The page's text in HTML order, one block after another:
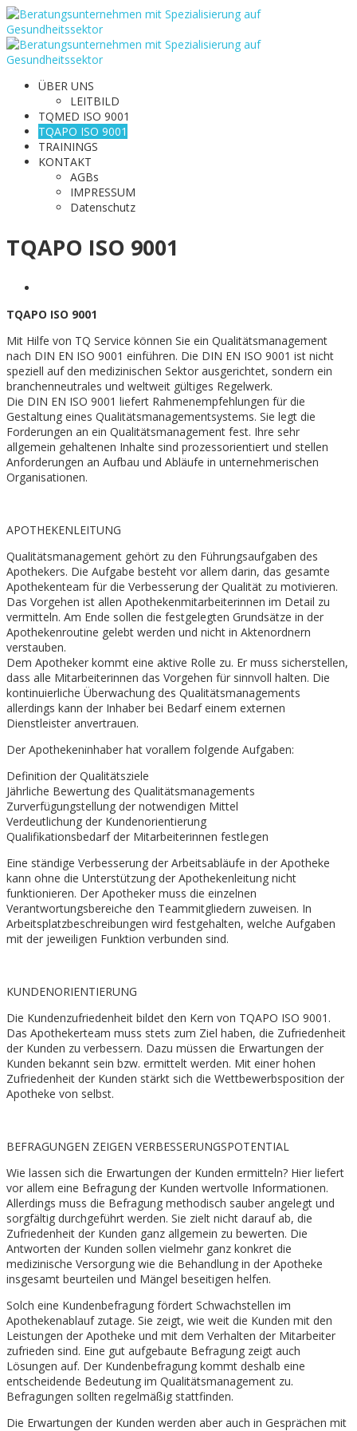
ÜBER UNS
LEITBILD
TQMED ISO 9001
TQAPO ISO 9001
TRAININGS
KONTAKT
AGBs
IMPRESSUM
Datenschutz
TQAPO ISO 9001
TQAPO ISO 9001
Mit Hilfe von TQ Service können Sie ein Qualitätsmanagement
nach DIN EN ISO 9001 einführen. Die DIN EN ISO 9001 ist nicht
speziell auf den medizinischen Sektor ausgerichtet, sondern ein
branchenneutrales und weltweit gültiges Regelwerk.
Die DIN EN ISO 9001 liefert Rahmenempfehlungen für die
Gestaltung eines Qualitätsmanagementsystems. Sie legt die
Forderungen an ein Qualitätsmanagement fest. Ihre sehr
allgemein gehaltenen Inhalte sind prozessorientiert und stellen
Anforderungen an Aufbau und Abläufe in unternehmerischen
Organisationen.
APOTHEKENLEITUNG
Qualitätsmanagement gehört zu den Führungsaufgaben des
Apothekers. Die Aufgabe besteht vor allem darin, das gesamte
Apothekenteam für die Verbesserung der Qualität zu motivieren.
Das Vorgehen ist allen Apothekenmitarbeiterinnen im Detail zu
vermitteln. Am Ende sollen die festgelegten Grundsätze in der
Apothekenroutine gelebt werden und nicht in Aktenordnern
verstauben.
Dem Apotheker kommt eine aktive Rolle zu. Er muss sicherstellen,
dass alle Mitarbeiterinnen das Vorgehen für sinnvoll halten. Die
kontinuierliche Überwachung des Qualitätsmanagements
allerdings kann der Inhaber bei Bedarf einem externen
Dienstleister anvertrauen.
Der Apothekeninhaber hat vorallem folgende Aufgaben:
Definition der Qualitätsziele
Jährliche Bewertung des Qualitätsmanagements
Zurverfügungstellung der notwendigen Mittel
Verdeutlichung der Kundenorientierung
Qualifikationsbedarf der Mitarbeiterinnen festlegen
Eine ständige Verbesserung der Arbeitsabläufe in der Apotheke
kann ohne die Unterstützung der Apothekenleitung nicht
funktionieren. Der Apotheker muss die einzelnen
Verantwortungsbereiche den Teammitgliedern zuweisen. In
Arbeitsplatzbeschreibungen wird festgehalten, welche Aufgaben
mit der jeweiligen Funktion verbunden sind.
KUNDENORIENTIERUNG
Die Kundenzufriedenheit bildet den Kern von TQAPO ISO 9001.
Das Apothekerteam muss stets zum Ziel haben, die Zufriedenheit
der Kunden zu verbessern. Dazu müssen die Erwartungen der
Kunden bekannt sein bzw. ermittelt werden. Mit einer hohen
Zufriedenheit der Kunden stärkt sich die Wettbewerbsposition der
Apotheke von selbst.
BEFRAGUNGEN ZEIGEN VERBESSERUNGSPOTENTIAL
Wie lassen sich die Erwartungen der Kunden ermitteln? Hier liefert
vor allem eine Befragung der Kunden wertvolle Informationen.
Allerdings muss die Befragung methodisch sauber angelegt und
sorgfältig durchgeführt werden. Sie zielt nicht darauf ab, die
Zufriedenheit der Kunden ganz allgemein zu bewerten. Die
Antworten der Kunden sollen vielmehr ganz konkret die
medizinische Versorgung wie die Behandlung in der Apotheke
insgesamt beurteilen und Mängel beseitigen helfen.
Solch eine Kundenbefragung fördert Schwachstellen im
Apothekenablauf zutage. Sie zeigt, wie weit die Kunden mit den
Leistungen der Apotheke und mit dem Verhalten der Mitarbeiter
zufrieden sind. Eine gut aufgebaute Befragung zeigt auch
Lösungen auf. Der Kundenbefragung kommt deshalb eine
entscheidende Bedeutung im Qualitätsmanagement zu.
Befragungen sollten regelmäßig stattfinden.
Die Erwartungen der Kunden werden aber auch in Gesprächen mit